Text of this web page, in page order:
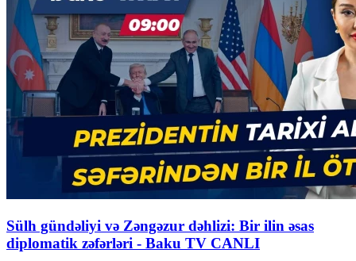
Sülh gündəliyi və Zəngəzur dəhlizi: Bir ilin əsas
diplomatik zəfərləri - Baku TV CANLI